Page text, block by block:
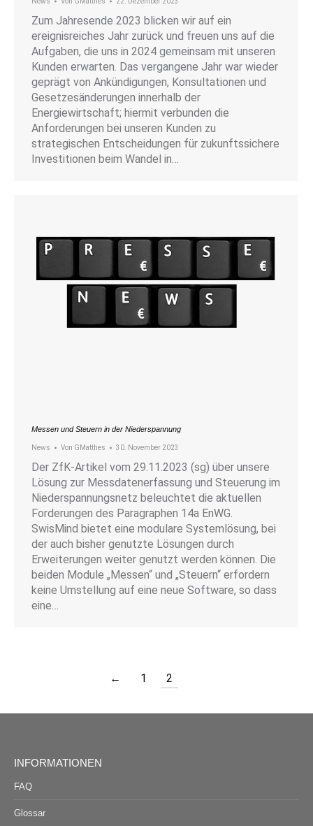
Zum Jahresende 2023 blicken wir auf ein
ereignisreiches Jahr zurück und freuen uns auf die
Aufgaben, die uns in 2024 gemeinsam mit unseren
Kunden erwarten. Das vergangene Jahr war wieder
geprägt von Ankündigungen, Konsultationen und
Gesetzesänderungen innerhalb der
Energiewirtschaft; hiermit verbunden die
Anforderungen bei unseren Kunden zu
strategischen Entscheidungen für zukunftssichere
Investitionen beim Wandel in…
Messen und Steuern in der Niederspannung
News Von GMatthes 30. November 2023
Der ZfK-Artikel vom 29.11.2023 (sg) über unsere
Lösung zur Messdatenerfassung und Steuerung im
Niederspannungsnetz beleuchtet die aktuellen
Forderungen des Paragraphen 14a EnWG.
SwisMind bietet eine modulare Systemlösung, bei
der auch bisher genutzte Lösungen durch
Erweiterungen weiter genutzt werden können. Die
beiden Module „Messen“ und „Steuern“ erfordern
keine Umstellung auf eine neue Software, so dass
eine…
← 1 2
INFORMATIONEN
FAQ
Glossar